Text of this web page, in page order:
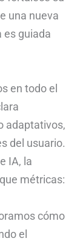
una nueva
es guiada
en todo el
adaptativos,
del usuario.
IA, la
métricas:
cómo
el